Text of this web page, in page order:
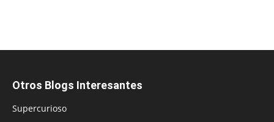
Otros Blogs Interesantes
Supercurioso